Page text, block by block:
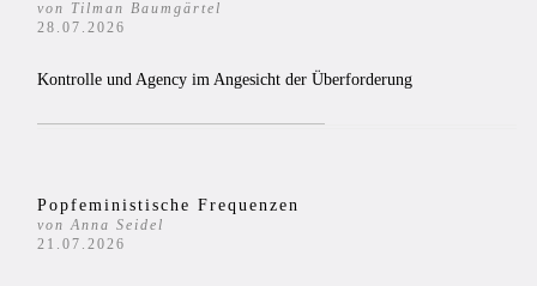
von Tilman Baumgärtel
28.07.2026
Kontrolle und Agency im Angesicht der Überforderung
Popfeministische Frequenzen
von Anna Seidel
21.07.2026